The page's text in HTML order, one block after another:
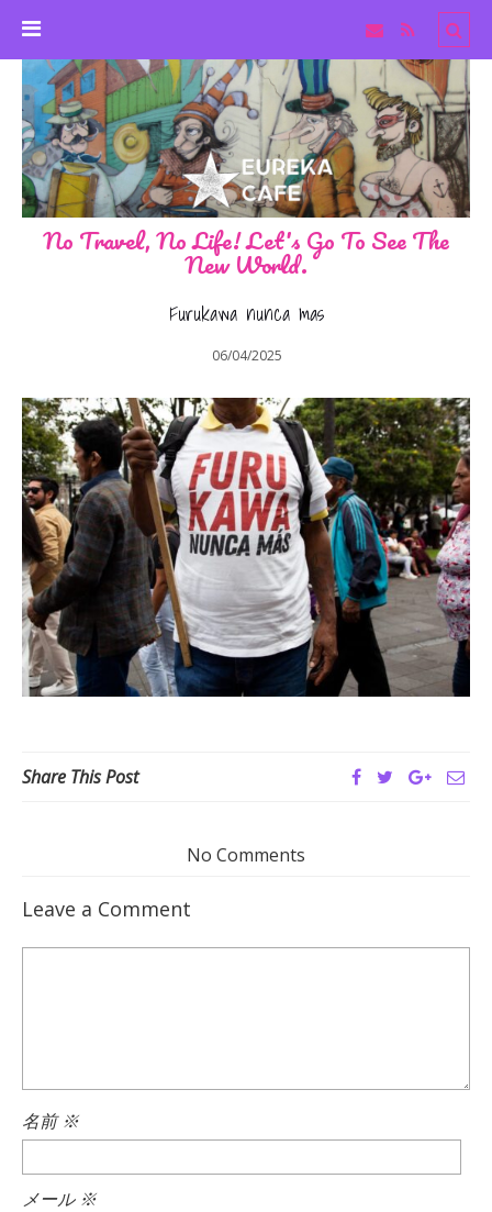
No Travel, No Life! Let's Go To See The
New World.
Furukawa nunca mas
06/04/2025
Share This Post
No Comments
Leave a Comment
名前※
メール ※